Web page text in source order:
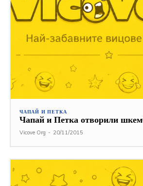
ЧАПАЙ И ПЕТКА
Чапай и Петка отворили
Vicove Org - 20/11/2015